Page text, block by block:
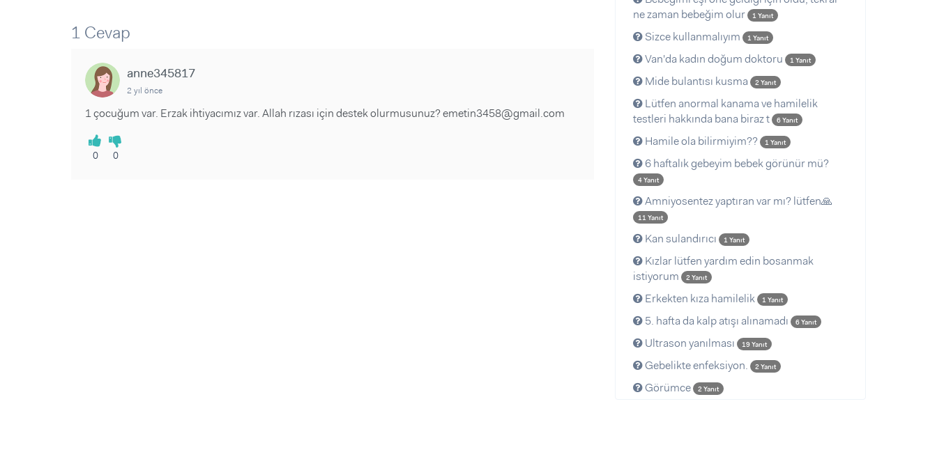
Videolar
1 Cevap
anne345817
2 yıl önce
1 çocuğum var. Erzak ihtiyacımız var. Allah rızası için destek olurmusunuz? emetin3458@gmail.com
0 0
ne zaman bebeğim olur
1 Yanıt
Sizce kullanmalıyım 1 Yanıt
Van'da kadın doğum doktoru 1 Yanıt
Mide bulantısı kusma 2 Yanıt
Lütfen anormal kanama ve hamilelik
testleri hakkında bana biraz t
6 Yanıt
Hamile ola bilirmiyim?? 1 Yanıt
6 haftalık gebeyim bebek görünür mü?
4 Yanıt
Amniyosentez yaptıran var mı? lütfen🙏
11 Yanıt
Kan sulandırıcı 1 Yanıt
Kızlar lütfen yardım edin bosanmak
istiyorum
2 Yanıt
Erkekten kıza hamilelik 1 Yanıt
5. hafta da kalp atışı alınamadı 6 Yanıt
Ultrason yanılması 19 Yanıt
Gebelikte enfeksiyon. 2 Yanıt
Görümce 2 Yanıt